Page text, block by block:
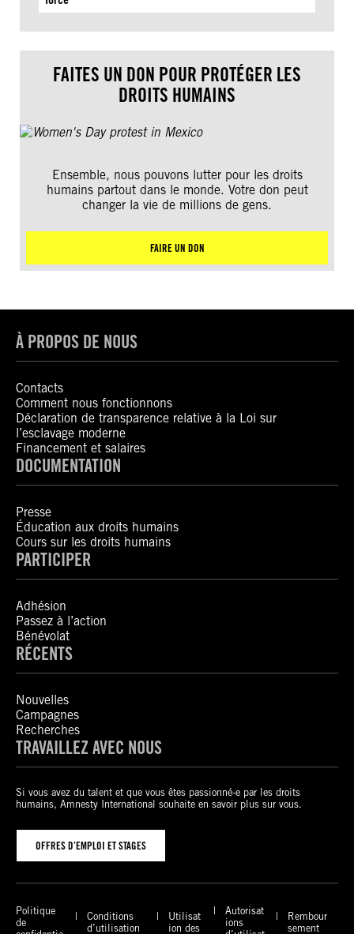
FAITES UN DON POUR PROTÉGER LES
DROITS HUMAINS
Ensemble, nous pouvons lutter pour les droits
humains partout dans le monde. Votre don peut
changer la vie de millions de gens.
FAIRE UN DON
À PROPOS DE NOUS
Contacts
Comment nous fonctionnons
Déclaration de transparence relative à la Loi sur
l’esclavage moderne
Financement et salaires
DOCUMENTATION
Presse
Éducation aux droits humains
Cours sur les droits humains
PARTICIPER
Adhésion
Passez à l’action
Bénévolat
RÉCENTS
Nouvelles
Campagnes
Recherches
TRAVAILLEZ AVEC NOUS
Si vous avez du talent et que vous êtes passionné-e par les droits
humains, Amnesty International souhaite en savoir plus sur vous.
OFFRES D’EMPLOI ET STAGES
Politique
de
Conditions
d’utilisation
Utilisat
ion des
Autorisat
ions
Rembour
sement